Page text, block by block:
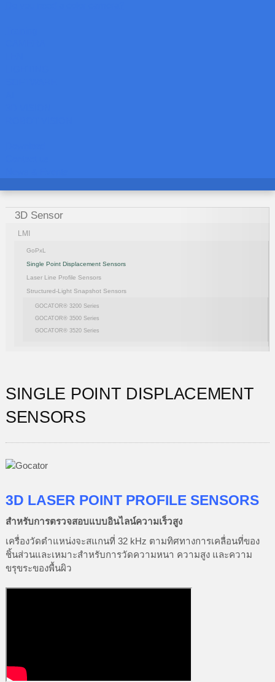
3D Sensor
LMI
GoPxL
Single Point Displacement Sensors
Laser Line Profile Sensors
Structured-Light Snapshot Sensors
GOCATOR® 3200 Series
GOCATOR® 3500 Series
GOCATOR® 3520 Series
SINGLE POINT DISPLACEMENT
SENSORS
3D LASER POINT PROFILE SENSORS
สำหรับการตรวจสอบแบบอินไลน์ความเร็วสูง
เครื่องวัดตำแหน่งจะสแกนที่ 32 kHz ตามทิศทางการเคลื่อนที่ของ
ชิ้นส่วนและเหมาะสำหรับการวัดความหนา ความสูง และความ
ขรุขระของพื้นผิว